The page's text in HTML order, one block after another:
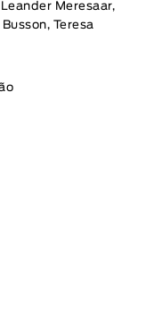
Meresaar,
Teresa